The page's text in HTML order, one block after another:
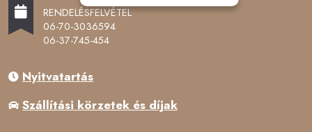
RENDELÉSFELVÉTEL
06-70-3036594
06-37-745-454
Nyitvatartás
Szállítási körzetek és díjak